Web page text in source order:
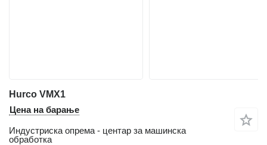
Hurco VMX1
Цена на барање
Индустриска опрема - центар за машинска
обработка